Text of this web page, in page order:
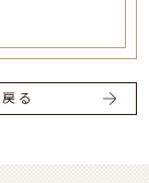
る